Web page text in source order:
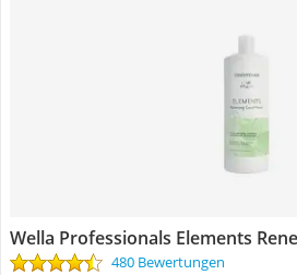
Wella Professionals Elements
480 Bewertungen